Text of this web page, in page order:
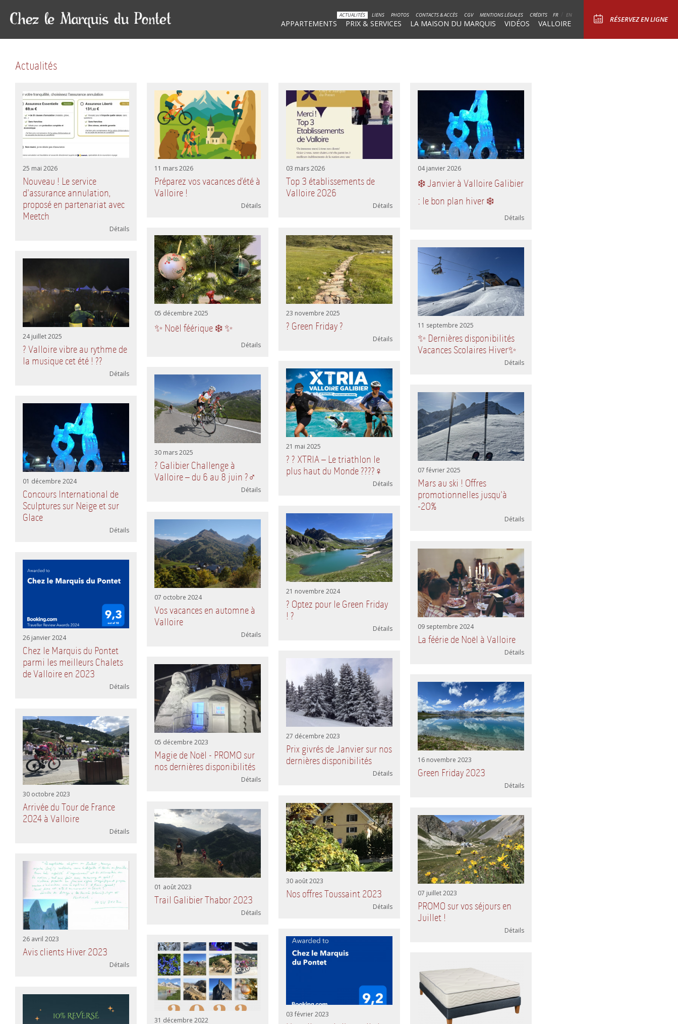
RÉSERVEZ EN LIGNE
ACTUALITÉS LIENS PHOTOS CONTACTS & ACCÈS CGV MENTIONS LÉGALES CRÉDITS FR EN
APPARTEMENTS PRIX & SERVICES LA MAISON DU MARQUIS VIDÉOS VALLOIRE
Actualités
25 mai 2026
Nouveau ! Le service
d'assurance annulation,
proposé en partenariat avec
Meetch
Détails
11 mars 2026
Préparez vos vacances d’été à
Valloire !
Détails
03 mars 2026
Top 3 établissements de
Valloire 2026
Détails
04 janvier 2026
❄️ Janvier à Valloire Galibier
: le bon plan hiver ❄️
Détails
05 décembre 2025
✨ Noël féérique ❄️ ✨
Détails
23 novembre 2025
? Green Friday ?
Détails
11 septembre 2025
✨ Dernières disponibilités
Vacances Scolaires Hiver✨
Détails
24 juillet 2025
? Valloire vibre au rythme de
la musique cet été ! ??
Détails
21 mai 2025
? ? XTRIA – Le triathlon le
plus haut du Monde ????‍♀️
Détails
30 mars 2025
? Galibier Challenge à
Valloire – du 6 au 8 juin ?‍♂️
Détails
07 février 2025
Mars au ski ! Offres
promotionnelles jusqu'à
-20%
Détails
01 décembre 2024
Concours International de
Sculptures sur Neige et sur
Glace
Détails
21 novembre 2024
? Optez pour le Green Friday
! ?
Détails
07 octobre 2024
Vos vacances en automne à
Valloire
Détails
09 septembre 2024
La féérie de Noël à Valloire
Détails
26 janvier 2024
Chez le Marquis du Pontet
parmi les meilleurs Chalets
de Valloire en 2023
Détails
27 décembre 2023
Prix givrés de Janvier sur nos
dernières disponibilités
Détails
05 décembre 2023
Magie de Noël - PROMO sur
nos dernières disponibilités
Détails
16 novembre 2023
Green Friday 2023
Détails
30 octobre 2023
Arrivée du Tour de France
2024 à Valloire
Détails
30 août 2023
Nos offres Toussaint 2023
Détails
01 août 2023
Trail Galibier Thabor 2023
Détails
07 juillet 2023
PROMO sur vos séjours en
Juillet !
Détails
26 avril 2023
Avis clients Hiver 2023
Détails
03 février 2023
31 décembre 2022